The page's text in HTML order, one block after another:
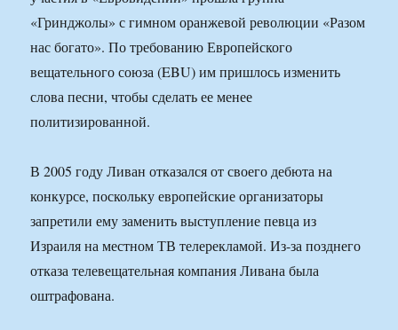
«Гринджолы» с гимном оранжевой революции «Разом
нас богато». По требованию Европейского
вещательного союза (EBU) им пришлось изменить
слова песни, чтобы сделать ее менее
политизированной.
В 2005 году Ливан отказался от своего дебюта на
конкурсе, поскольку европейские организаторы
запретили ему заменить выступление певца из
Израиля на местном ТВ телерекламой. Из-за позднего
отказа телевещательная компания Ливана была
оштрафована.